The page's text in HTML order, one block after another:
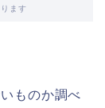
ます
ものか調べ